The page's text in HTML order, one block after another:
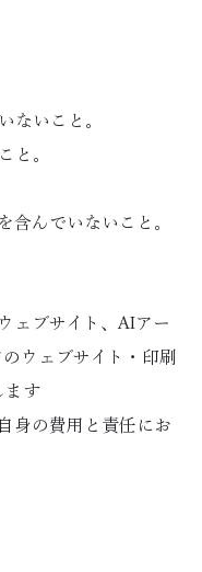
ないこと。
と。
含んでいないこと。
ェブサイト、AIアー
ウェブサイト・印刷
ます
身の費用と責任にお